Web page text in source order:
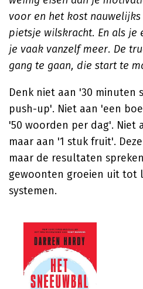
voor en het kost
pietsje wilskracht. En als je
je vaak vanzelf meer. De
gang te gaan, die start te
Denk niet aan '30 minuten
push-up'. Niet aan 'een
'50 woorden per dag'. Niet
maar aan '1 stuk fruit'.
maar de resultaten
gewoonten groeien uit tot
systemen.